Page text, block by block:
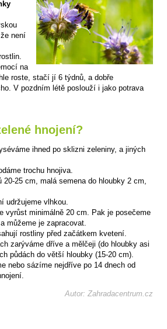
není
na
roste, stačí jí 6 týdnů, a dobře
V pozdním létě poslouží i jako potrava
hnojení?
ihned po sklizni zeleniny, a jiných
trochu hnojiva.
20-25 cm, malá semena do hloubky 2 cm,
udržujeme vlhkou.
vyrůst minimálně 20 cm. Pak je posečeme
můžeme je zapracovat.
rostliny před začátkem kvetení.
zarýváme dříve a mělčeji (do hloubky asi
půdách do větší hloubky (15-20 cm).
nebo sázíme nejdříve po 14 dnech od
Autor: Zahradacentrum.cz